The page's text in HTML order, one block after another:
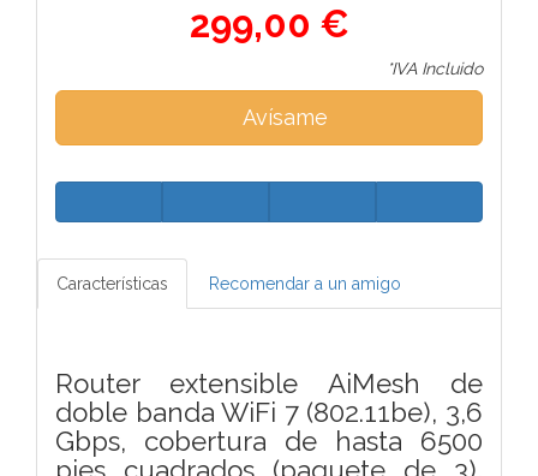
299,00 €
*IVA Incluido
Avísame
Características Recomendar a un amigo
Router extensible AiMesh de
doble banda WiFi 7 (802.11be), 3,6
Gbps, cobertura de hasta 6500
pies cuadrados (paquete de 3),